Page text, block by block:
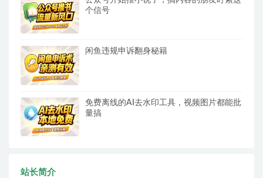
个信号
闲鱼违规申诉翻身秘籍
免费离线的AI去水印工具，视频图片都能批
量搞
站长简介